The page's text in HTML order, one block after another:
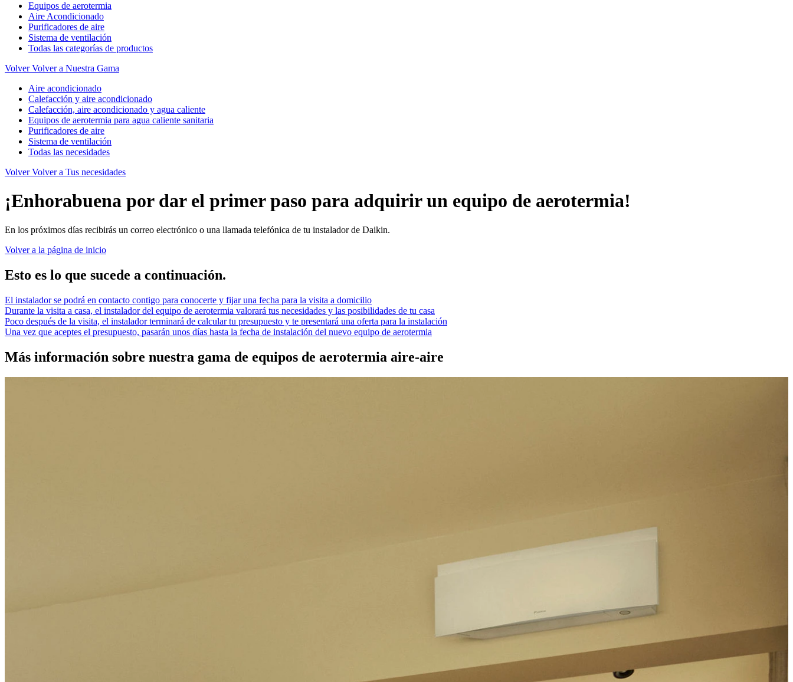
Equipos de aerotermia
Aire Acondicionado
Purificadores de aire
Sistema de ventilación
Todas las categorías de productos
Volver Volver a Nuestra Gama
Aire acondicionado
Calefacción y aire acondicionado
Calefacción, aire acondicionado y agua caliente
Equipos de aerotermia para agua caliente sanitaria
Purificadores de aire
Sistema de ventilación
Todas las necesidades
Volver Volver a Tus necesidades
¡Enhorabuena por dar el primer paso para adquirir un equipo de aerotermia!
En los próximos días recibirás un correo electrónico o una llamada telefónica de tu instalador de Daikin.
Volver a la página de inicio
Esto es lo que sucede a continuación.
El instalador se podrá en contacto contigo para conocerte y fijar una fecha para la visita a domicilio
Durante la visita a casa, el instalador del equipo de aerotermia valorará tus necesidades y las posibilidades de tu casa
Poco después de la visita, el instalador terminará de calcular tu presupuesto y te presentará una oferta para la instalación
Una vez que aceptes el presupuesto, pasarán unos días hasta la fecha de instalación del nuevo equipo de aerotermia
Más información sobre nuestra gama de equipos de aerotermia aire-aire